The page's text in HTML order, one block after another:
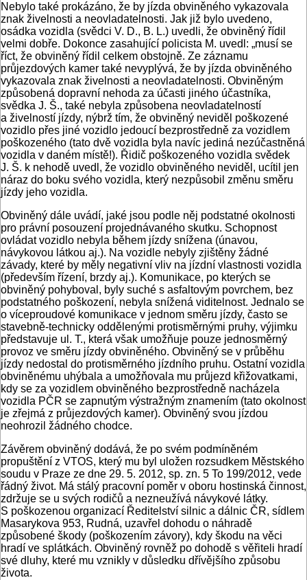
Nebylo také prokázáno, že by jízda obviněného vykazovala
znak živelnosti a neovladatelnosti. Jak již bylo uvedeno,
osádka vozidla (svědci V. D., B. L.) uvedli, že obviněný řídil
velmi dobře. Dokonce zasahující policista M. uvedl: „musí se
říct, že obviněný řídil celkem obstojně. Ze záznamu
průjezdových kamer také nevyplývá, že by jízda obviněného
vykazovala znak živelnosti a neovladatelnosti. Obviněným
způsobená dopravní nehoda za účasti jiného účastníka,
svědka J. Š., také nebyla způsobena neovladatelností
a živelností jízdy, nýbrž tím, že obviněný neviděl poškozené
vozidlo přes jiné vozidlo jedoucí bezprostředně za vozidlem
poškozeného (tato dvě vozidla byla navíc jediná nezúčastněná
vozidla v daném místě!). Řidič poškozeného vozidla svědek
J. Š. k nehodě uvedl, že vozidlo obviněného neviděl, ucítil jen
náraz do boku svého vozidla, který nezpůsobil změnu směru
jízdy jeho vozidla.
Obviněný dále uvádí, jaké jsou podle něj podstatné okolnosti
pro právní posouzení projednávaného skutku. Schopnost
ovládat vozidlo nebyla během jízdy snížena (únavou,
návykovou látkou aj.). Na vozidle nebyly zjištěny žádné
závady, které by měly negativní vliv na jízdní vlastnosti vozidla
(především řízení, brzdy aj.). Komunikace, po kterých se
obviněný pohyboval, byly suché s asfaltovým povrchem, bez
podstatného poškození, nebyla snížená viditelnost. Jednalo se
o víceproudové komunikace v jednom směru jízdy, často se
stavebně-technicky oddělenými protisměrnými pruhy, výjimku
představuje ul. T., která však umožňuje pouze jednosměrný
provoz ve směru jízdy obviněného. Obviněný se v průběhu
jízdy nedostal do protisměrného jízdního pruhu. Ostatní vozidla
obviněnému uhýbala a umožňovala mu průjezd křižovatkami,
kdy se za vozidlem obviněného bezprostředně nacházela
vozidla PČR se zapnutým výstražným znamením (tato okolnost
je zřejmá z průjezdových kamer). Obviněný svou jízdou
neohrozil žádného chodce.
Závěrem obviněný dodává, že po svém podmíněném
propuštění z VTOS, který mu byl uložen rozsudkem Městského
soudu v Praze ze dne 29. 5. 2012, sp. zn. 5 To 199/2012, vede
řádný život. Má stálý pracovní poměr v oboru hostinská činnost,
zdržuje se u svých rodičů a nezneužívá návykové látky.
S poškozenou organizací Ředitelství silnic a dálnic ČR, sídlem
Masarykova 953, Rudná, uzavřel dohodu o náhradě
způsobené škody (poškozením závory), kdy škodu na věci
hradí ve splátkách. Obviněný rovněž po dohodě s věřiteli hradí
své dluhy, které mu vznikly v důsledku dřívějšího způsobu
života.